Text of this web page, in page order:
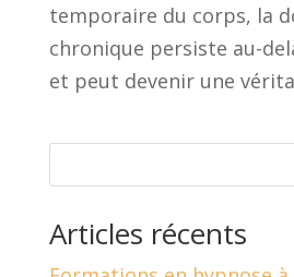
temporaire du corps, la
chronique persiste au-
et peut devenir une
Articles récents